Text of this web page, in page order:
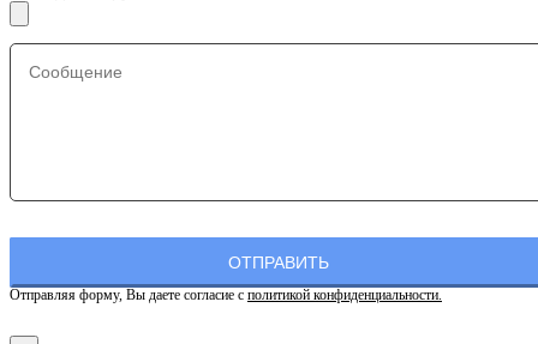
Отправляя форму, Вы даете согласие с политикой конфиденциальности.